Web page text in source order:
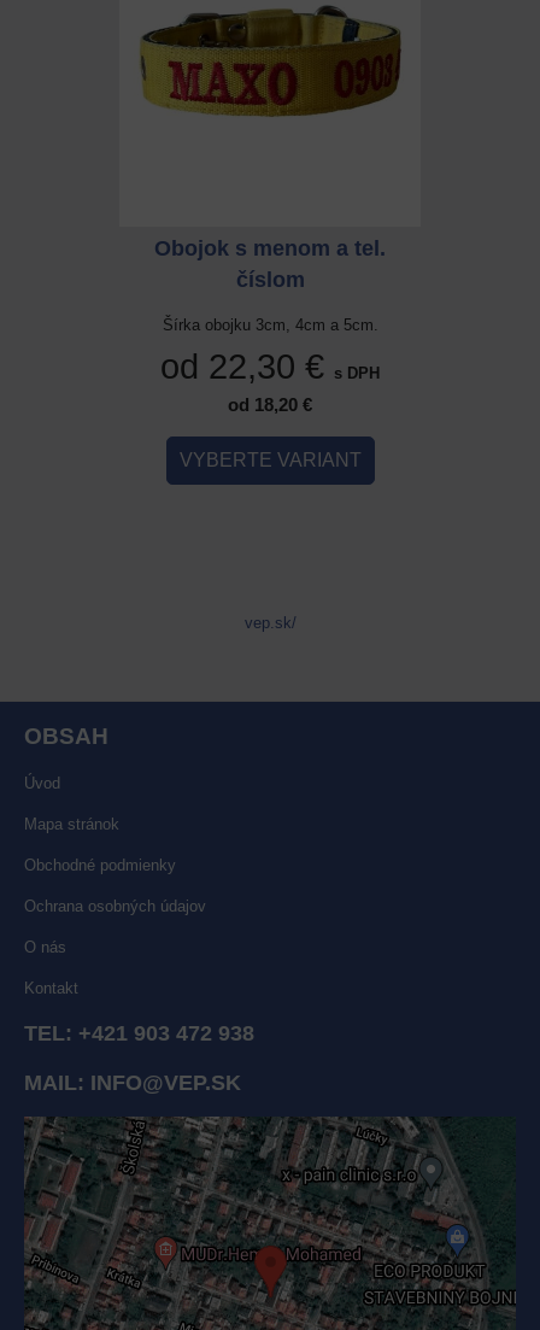
Obojok s menom a tel.
číslom
Šírka obojku 3cm, 4cm a 5cm.
od 22,30 € s DPH
od 18,20 €
VYBERTE VARIANT
vep.sk/
OBSAH
Úvod
Mapa stránok
Obchodné podmienky
Ochrana osobných údajov
O nás
Kontakt
TEL: +421 903 472 938
MAIL: INFO@VEP.SK
Externý obsah je blokovaný Voľbami súkromia
Prajete si načítať externý obsah?
Povoliť tentokrát